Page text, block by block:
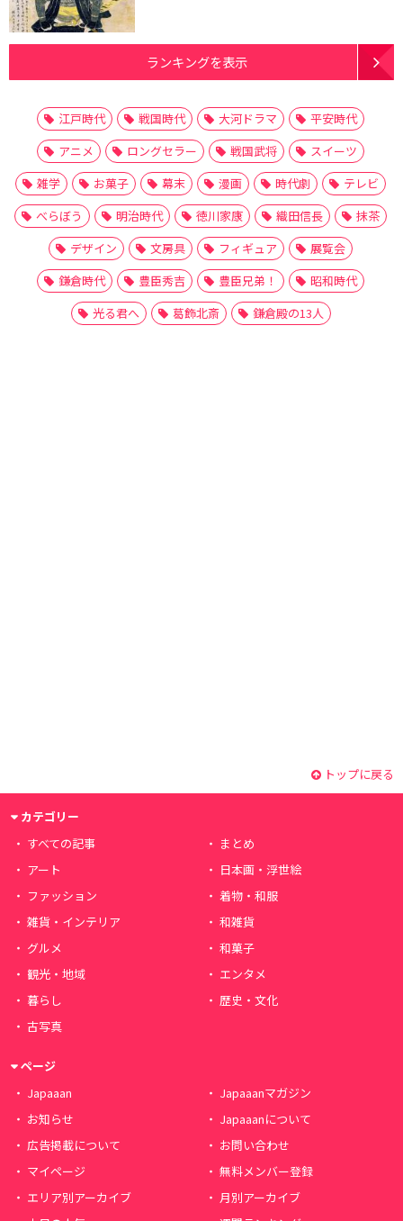
ランキングを表示
江戸時代 戦国時代 大河ドラマ
平安時代
アニメ
ロングセラー 戦国武将
スイーツ
雑学
お菓子 幕末 漫画 時代劇
テレビ
べらぼう
明治時代 徳川家康 織田信長
抹茶
デザイン
文房具 フィギュア
展覧会
鎌倉時代
豊臣秀吉 豊臣兄弟！
昭和時代
光る君へ
葛飾北斎 鎌倉殿の13人
トップに戻る
カテゴリー
すべての記事
まとめ
アート
日本画・浮世絵
ファッション
着物・和服
雑貨・インテリア
和雑貨
グルメ
和菓子
観光・地域
エンタメ
暮らし
歴史・文化
古写真
ページ
Japaaan
Japaaanマガジン
お知らせ
Japaaanについて
広告掲載について
お問い合わせ
マイページ
無料メンバー登録
エリア別アーカイブ
月別アーカイブ